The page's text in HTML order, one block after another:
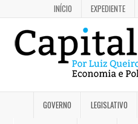
INÍCIO EXPEDIENTE
GOVERNO LEGISLATIVO